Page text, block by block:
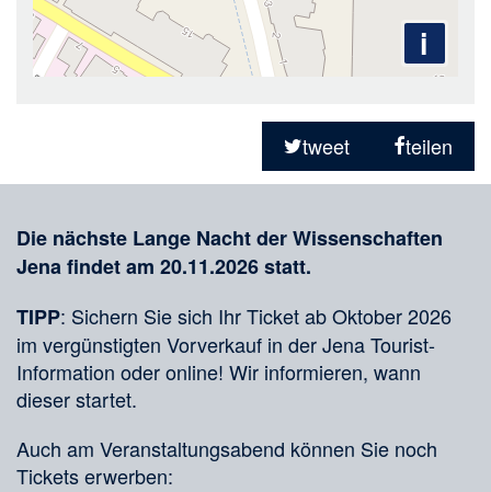
i
tweet
teilen
Die nächste Lange Nacht der Wissenschaften
Jena findet am 20.11.2026 statt.
TIPP: Sichern Sie sich Ihr Ticket ab Oktober 2026
im vergünstigten Vorverkauf in der Jena Tourist-
Information oder online! Wir informieren, wann
dieser startet.
Auch am Veranstaltungsabend können Sie noch
Tickets erwerben: